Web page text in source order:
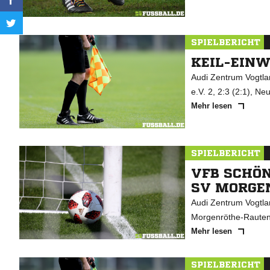
SPIELBERICHT
KEIL-
Audi Zentrum
e.V. 2, 2:3 (2:1),
Mehr lesen
SPIELBERICHT
VFB
SV
Audi Zentrum
Morgenröthe-
Mehr lesen
SPIELBERICHT